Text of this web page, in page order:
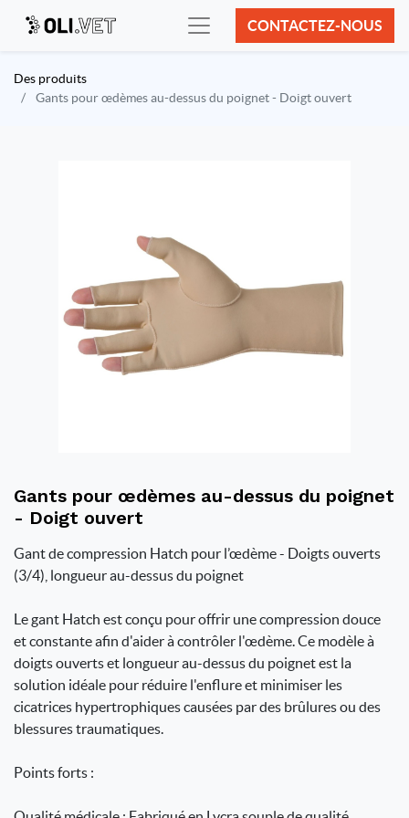
CONTACTEZ-NOUS
Des produits
Gants pour œdèmes au-dessus du poignet - Doigt ouvert
Gants pour œdèmes au-dessus du poignet
- Doigt ouvert
Gant de compression Hatch pour l’œdème - Doigts ouverts
(3/4), longueur au-dessus du poignet
Le gant Hatch est conçu pour offrir une compression douce
et constante afin d'aider à contrôler l'œdème. Ce modèle à
doigts ouverts et longueur au-dessus du poignet est la
solution idéale pour réduire l'enflure et minimiser les
cicatrices hypertrophiques causées par des brûlures ou des
blessures traumatiques.
Points forts :